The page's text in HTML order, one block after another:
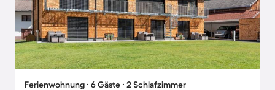
Ferienwohnung ∙ 6 Gäste ∙ 2 Schlafzimmer